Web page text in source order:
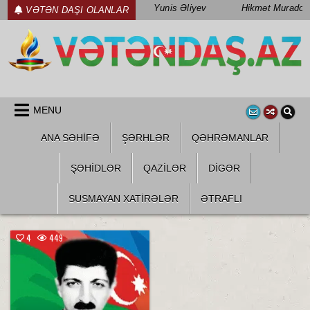
Skip
to
content
VƏTƏN DAŞI OLANLAR Yunis Əliyev Hikmət Muradov
MENU
ANA SƏHİFƏ ŞƏRHLƏR QƏHRƏMANLAR
ŞƏHIDLƏR QAZILƏR DIGƏR
SUSMAYAN XATİRƏLƏR ƏTRAFLI
4 449
Posted
in